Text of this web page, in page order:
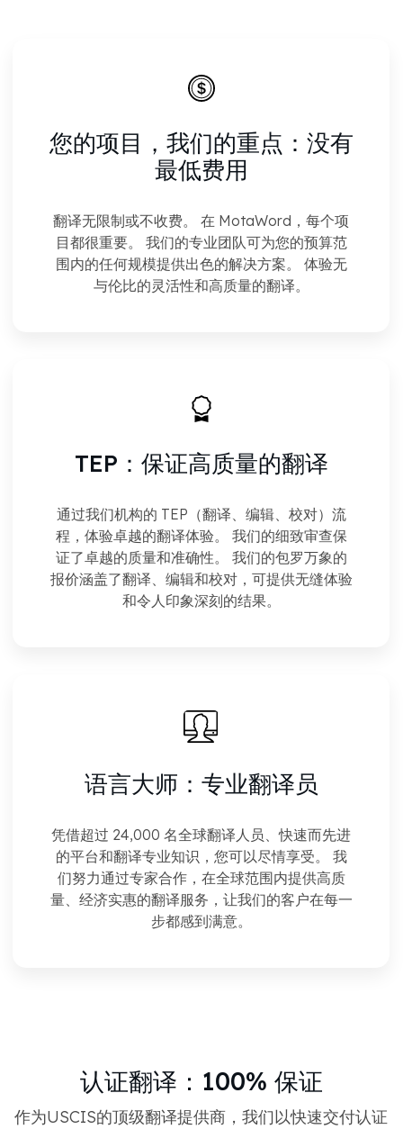
您的项目，我们的重点： 没有
最低费用
翻译无限制或不收费。 在 MotaWord，每个项
目都很重要。 我们的专业团队可为您的预算范
围内的任何规模提供出色的解决方案。 体验无
与伦比的灵活性和高质量的翻译。
TEP： 保证高质量的翻译
通过我们机构的 TEP（翻译、编辑、校对）流
程，体验卓越的翻译体验。 我们的细致审查保
证了卓越的质量和准确性。 我们的包罗万象的
报价涵盖了翻译、编辑和校对，可提供无缝体验
和令人印象深刻的结果。
语言大师：专业翻译员
凭借超过 24,000 名全球翻译人员、快速而先进
的平台和翻译专业知识，您可以尽情享受。 我
们努力通过专家合作，在全球范围内提供高质
量、经济实惠的翻译服务，让我们的客户在每一
步都感到满意。
认证翻译：100% 保证
作为USCIS的顶级翻译提供商，我们以快速交付认证